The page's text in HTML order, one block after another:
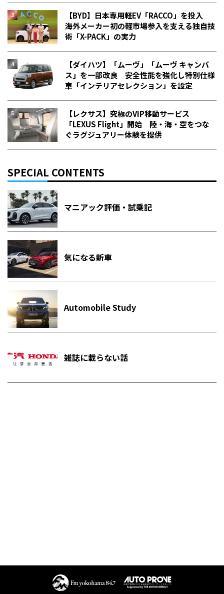
【BYD】日本専用軽EV「RACCO」を投入
海外メーカー初の軽市場参入を支える独自技
術「X-PACK」の実力
【ダイハツ】「ムーヴ」「ムーヴ キャンバ
ス」を一部改良 安全性能を強化し特別仕様
車「インテリアセレクション」を設定
【レクサス】究極のVIP移動サービス
「LEXUS Flight」開始 陸・海・空をつな
ぐラグジュアリー体験を提供
SPECIAL CONTENTS
マニアック評価・試乗記
気になる新車
Automobile Study
雑誌に載らない話